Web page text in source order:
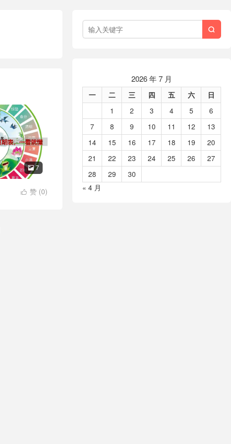
 7
 赞 (0)

2026 年 7 月
一 二 三 四 五 六
日
1
2 3 4 5
6
7
8 9 10 11 12
13
14
15 16 17 18 19
20
21
22 23 24 25 26
27
28
29
30
« 4 月